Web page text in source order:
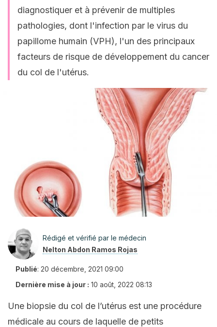
diagnostiquer et à prévenir de multiples
pathologies, dont l'infection par le virus du
papillome humain (VPH), l'un des principaux
facteurs de risque de développement du cancer
du col de l'utérus.
Rédigé et vérifié par le médecin
Nelton Abdon Ramos Rojas
Publié: 20 décembre, 2021 09:00
Dernière mise à jour : 10 août, 2022 08:13
Une biopsie du col de l’utérus est une procédure
médicale au cours de laquelle de petits